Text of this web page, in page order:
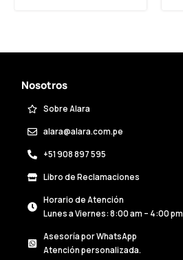
Nosotros
Sobre Alara
alara@alara.com.pe
+51 908 897 595
Libro de Reclamaciones
Horario de Atención
Lunes a Viernes: 8:00 am – 4:00 pm
Asesoría por WhatsApp
Atención personalizada.